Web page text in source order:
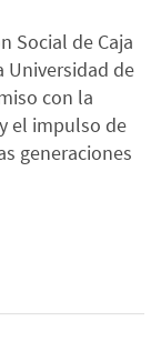
Social de Caja
Universidad de
con la
el impulso de
generaciones